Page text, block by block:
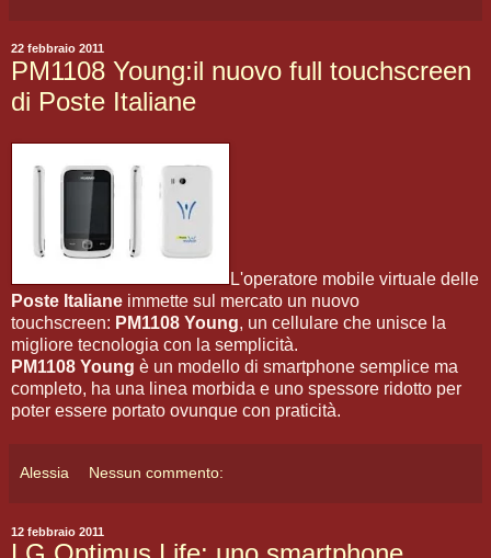
22 febbraio 2011
PM1108 Young:il nuovo full touchscreen
di Poste Italiane
L'operatore mobile virtuale delle
Poste Italiane immette sul mercato un nuovo
touchscreen: PM1108 Young, un cellulare che unisce la
migliore tecnologia con la semplicità.
PM1108 Young è un modello di smartphone semplice ma
completo, ha una linea morbida e uno spessore ridotto per
poter essere portato ovunque con praticità.
Alessia Nessun commento:
12 febbraio 2011